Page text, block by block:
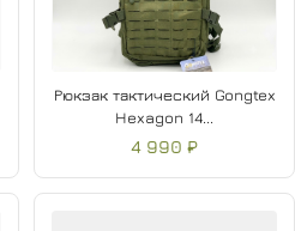
Рюкзак тактический Gongtex
Hexagon 14...
4 990 ₽